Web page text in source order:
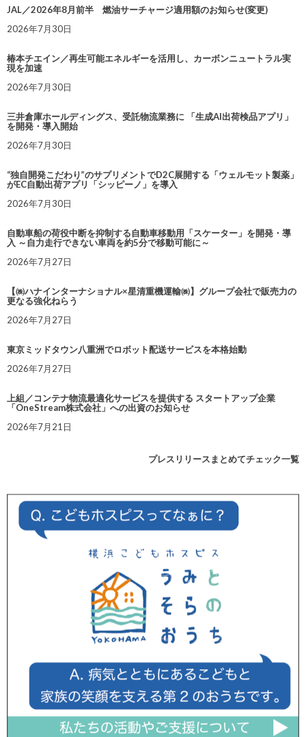
JAL／2026年8月前半 燃油サーチャージ適用額のお知らせ(変更)
2026年7月30日
椿本チエイン／再生可能エネルギーを活用し、カーボンニュートラル実
現を加速
2026年7月30日
三井倉庫ホールディングス、受託物流業務に 「生成AI出荷検品アプリ」
を開発・導入開始
2026年7月30日
“独自開発こだわり”のサプリメントでD2C展開する「ウェルモット製薬」
がEC自動出荷アプリ「シッピーノ」を導入
2026年7月30日
自動車船の荷役中断を抑制する自動車移動用「スケーター」を開発・導
入 ～自力走行できない車両を約5分で移動可能に～
2026年7月27日
【㈱ハナインターナショナル×星清重機運輸㈱】グループ会社で販売力の
更なる強化ねらう
2026年7月27日
東京ミッドタウン八重洲でロボット配送サービスを本格始動
2026年7月27日
上組／コンテナ物流最適化サービスを提供する スタートアップ企業
「OneStream株式会社」への出資のお知らせ
2026年7月21日
プレスリリースまとめてチェック一覧